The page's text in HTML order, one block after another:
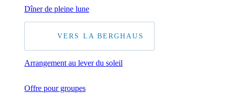
Dîner de pleine lune
VERS LA BERGHAUS
Arrangement au lever du soleil
Offre pour groupes